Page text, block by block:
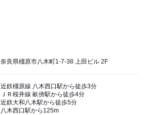
奈良県橿原市八木町1-7-38 上田ビル 2F
近鉄橿原線 八木西口駅から徒歩3分
ＪＲ桜井線 畝傍駅から徒歩4分
近鉄大和八木駅から徒歩5分
八木西口駅から125m